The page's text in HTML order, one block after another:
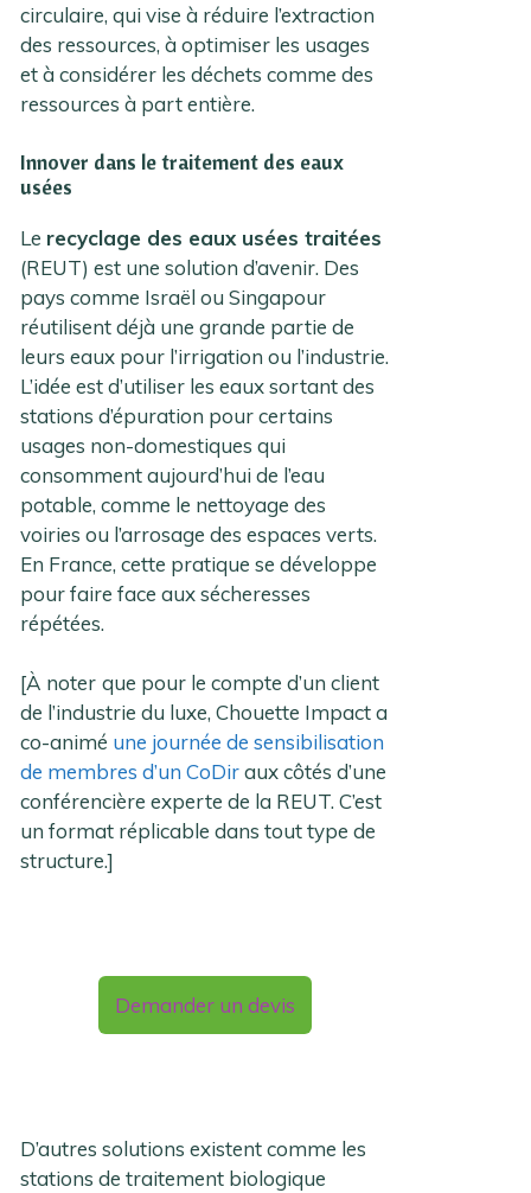
circulaire, qui vise à réduire l’extraction
des ressources, à optimiser les usages
et à considérer les déchets comme des
ressources à part entière.
Innover dans le traitement des eaux
usées
Le recyclage des eaux usées traitées
(REUT) est une solution d’avenir. Des
pays comme Israël ou Singapour
réutilisent déjà une grande partie de
leurs eaux pour l’irrigation ou l’industrie.
L’idée est d’utiliser les eaux sortant des
stations d’épuration pour certains
usages non-domestiques qui
consomment aujourd’hui de l’eau
potable, comme le nettoyage des
voiries ou l’arrosage des espaces verts.
En France, cette pratique se développe
pour faire face aux sécheresses
répétées.
[À noter que pour le compte d’un client
de l’industrie du luxe, Chouette Impact a
co-animé une journée de sensibilisation
de membres d’un CoDiraux côtés d’une
conférencière experte de la REUT. C’est
un format réplicable dans tout type de
structure.]
Demander un devis
D’autres solutions existent comme les
stations de traitement biologique